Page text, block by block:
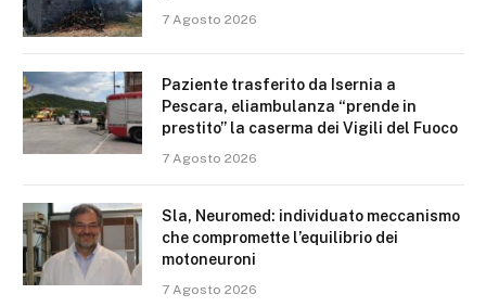
7 Agosto 2026
Paziente trasferito da Isernia a
Pescara, eliambulanza “prende in
prestito” la caserma dei Vigili del Fuoco
7 Agosto 2026
Sla, Neuromed: individuato meccanismo
che compromette l’equilibrio dei
motoneuroni
7 Agosto 2026